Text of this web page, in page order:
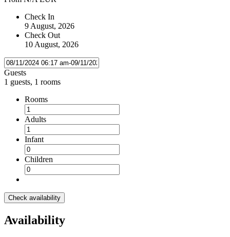
Check In
9 August, 2026
Check Out
10 August, 2026
Guests
1 guests, 1 rooms
Rooms
Adults
Infant
Children
Check availability
Availability